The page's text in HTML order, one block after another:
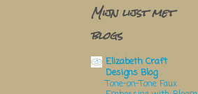
Mijn lijst met
blogs
Elizabeth Craft
Designs Blog
Tone-on-Tone Faux